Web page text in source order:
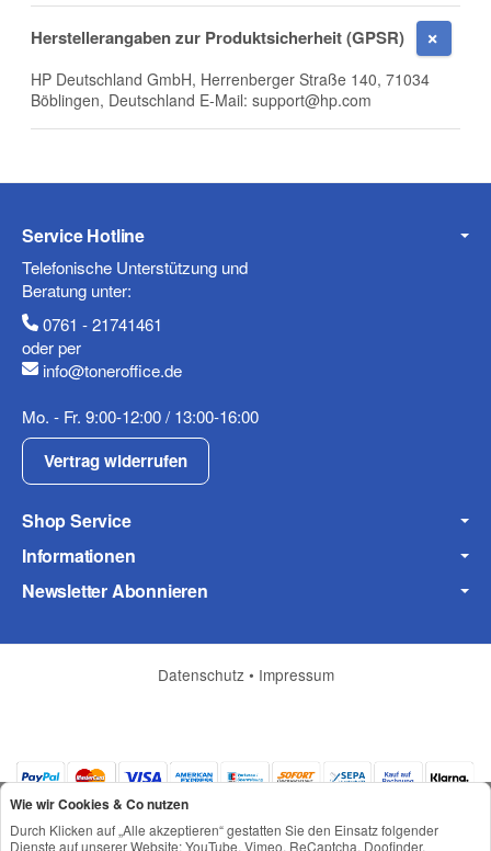
Mobiltelefon
Frage zum Artikel
Ihre Frage
Herstellerangaben zur Produktsicherheit (GPSR)
HP Deutschland GmbH, Herrenberger Straße 140, 71034
Böblingen, Deutschland E-Mail: support@hp.com
Service Hotline
Telefonische Unterstützung und
Beratung unter:
0761 - 21741461
oder per
info@toneroffice.de
Mo. - Fr. 9:00-12:00 / 13:00-16:00
Vertrag widerrufen
Shop Service
Informationen
Newsletter Abonnieren
Datenschutz • Impressum
Wie wir Cookies & Co nutzen
Durch Klicken auf „Alle akzeptieren“ gestatten Sie den Einsatz folgender
Dienste auf unserer Website: YouTube, Vimeo, ReCaptcha, Doofinder,